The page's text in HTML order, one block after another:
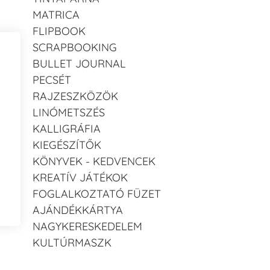
MATRICA
FLIPBOOK
SCRAPBOOKING
BULLET JOURNAL
PECSÉT
RAJZESZKÖZÖK
LINÓMETSZÉS
KALLIGRÁFIA
KIEGÉSZÍTŐK
KÖNYVEK - KEDVENCEK
KREATÍV JÁTÉKOK
FOGLALKOZTATÓ FÜZET
AJÁNDÉKKÁRTYA
NAGYKERESKEDELEM
KULTÚRMASZK